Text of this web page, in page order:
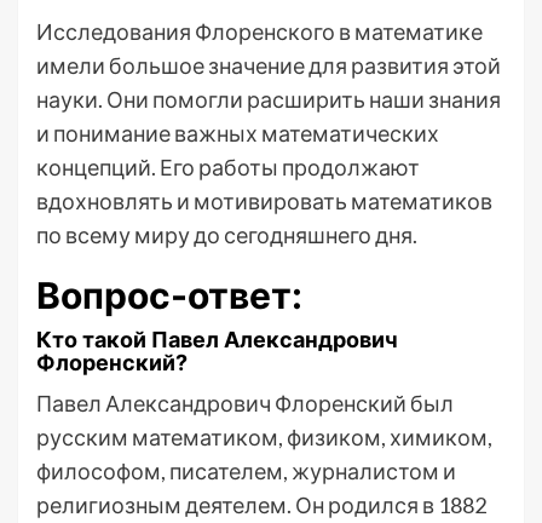
Исследования Флоренского в математике
имели большое значение для развития этой
науки. Они помогли расширить наши знания
и понимание важных математических
концепций. Его работы продолжают
вдохновлять и мотивировать математиков
по всему миру до сегодняшнего дня.
Вопрос-ответ:
Кто такой Павел Александрович
Флоренский?
Павел Александрович Флоренский был
русским математиком, физиком, химиком,
философом, писателем, журналистом и
религиозным деятелем. Он родился в 1882